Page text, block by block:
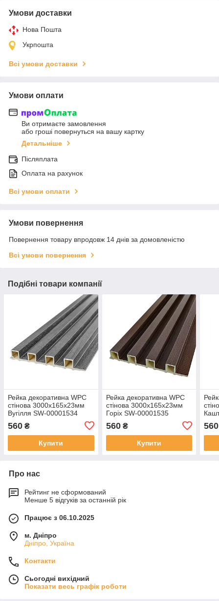
Умови доставки
Нова Пошта
Укрпошта
Всі умови доставки
Умови оплати
Ви отримаєте замовлення
або гроші повернуться на вашу картку
Детальніше
Післяплата
Оплата на рахунок
Всі умови оплати
Умови повернення
Повернення товару впродовж 14 днів за домовленістю
Всі умови повернення
Подібні товари компанії
Рейка декоративна WPC
стінова 3000х165х23мм
Вугілля SW-00001534
560 ₴
Купити
Рейка декоративна WPC
стінова 3000х165х23мм
Горіх SW-00001535
560₴
Купити
560
Про нас
Рейтинг не сформований
Менше 5 відгуків за останній рік
Працює з 06.10.2025
м. Дніпро
Дніпро, Україна
Контакти
Сьогодні вихідний
Показати весь графік роботи